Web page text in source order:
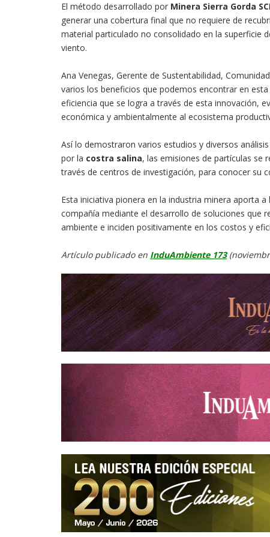
El método desarrollado por Minera Sierra Gorda
generar una cobertura final que no requiere de
material particulado no consolidado en la superficie
viento.
Ana Venegas, Gerente de Sustentabilidad,
varios los beneficios que podemos encontrar en
eficiencia que se logra a través de esta innovación,
económica y ambientalmente al ecosistema
Así lo demostraron varios estudios y diversos
por la costra salina, las emisiones de partículas se
través de centros de investigación, para conocer su
Esta iniciativa pionera en la industria minera aporta
compañía mediante el desarrollo de soluciones que
ambiente e inciden positivamente en los costos y
Artículo publicado en InduAmbiente 173